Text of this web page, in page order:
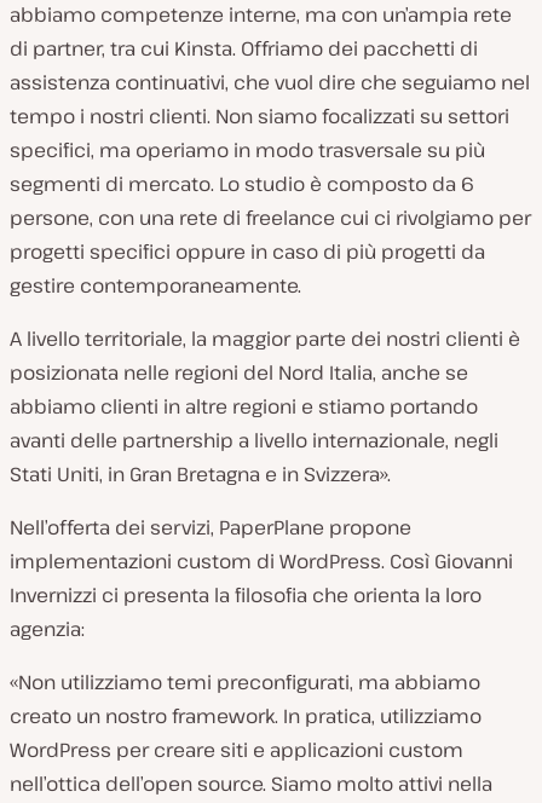
abbiamo competenze interne, ma con un’ampia rete
di partner, tra cui Kinsta. Offriamo dei pacchetti di
assistenza continuativi, che vuol dire che seguiamo nel
tempo i nostri clienti. Non siamo focalizzati su settori
specifici, ma operiamo in modo trasversale su più
segmenti di mercato. Lo studio è composto da 6
persone, con una rete di freelance cui ci rivolgiamo per
progetti specifici oppure in caso di più progetti da
gestire contemporaneamente.
A livello territoriale, la maggior parte dei nostri clienti è
posizionata nelle regioni del Nord Italia, anche se
abbiamo clienti in altre regioni e stiamo portando
avanti delle partnership a livello internazionale, negli
Stati Uniti, in Gran Bretagna e in Svizzera».
Nell’offerta dei servizi, PaperPlane propone
implementazioni custom di WordPress. Così Giovanni
Invernizzi ci presenta la filosofia che orienta la loro
agenzia:
«Non utilizziamo temi preconfigurati, ma abbiamo
creato un nostro framework. In pratica, utilizziamo
WordPress per creare siti e applicazioni custom
nell’ottica dell’open source. Siamo molto attivi nella